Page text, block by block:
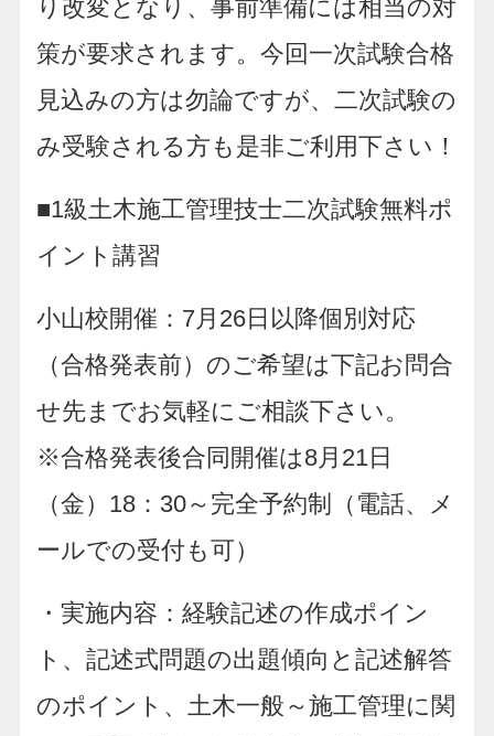
り改変となり、事前準備には相当の対
策が要求されます。今回一次試験合格
見込みの方は勿論ですが、二次試験の
み受験される方も是非ご利用下さい！
■1級土木施工管理技士二次試験無料ポ
イント講習
小山校開催：7月26日以降個別対応
（合格発表前）のご希望は下記お問合
せ先までお気軽にご相談下さい。
※合格発表後合同開催は8月21日
（金）18：30～完全予約制（電話、メ
ールでの受付も可）
・実施内容：経験記述の作成ポイン
ト、記述式問題の出題傾向と記述解答
のポイント、土木一般～施工管理に関